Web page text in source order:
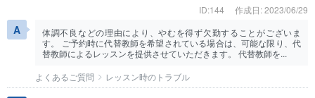
ID:144
作成日: 2023/06/29
体調不良などの理由により、やむを得ず欠勤することがございま
す。 ご予約時に代替教師を希望されている場合は、可能な限り、代
替教師によるレッスンを提供させていただきます。 代替教師を...
よくあるご質問
レッスン時のトラブル